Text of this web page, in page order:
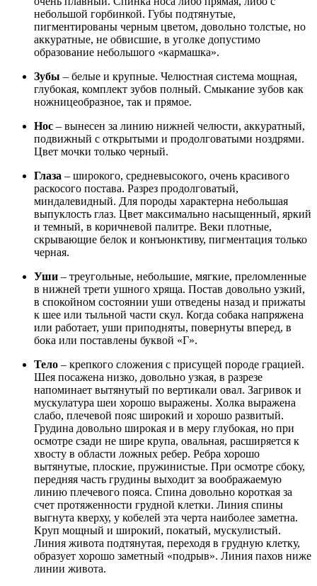
небольшой горбинкой. Губы подтянутые,
пигментированы черным цветом, довольно толстые, но
аккуратные, не обвисшие, в уголке допустимо
образование небольшого «кармашка».
Зубы – белые и крупные. Челюстная система мощная,
глубокая, комплект зубов полный. Смыкание зубов как
ножницеобразное, так и прямое.
Нос – вынесен за линию нижней челюсти, аккуратный,
подвижный с открытыми и продолговатыми ноздрями.
Цвет мочки только черный.
Глаза – широкого, средневысокого, очень красивого
раскосого постава. Разрез продолговатый,
миндалевидный. Для породы характерна небольшая
выпуклость глаз. Цвет максимально насыщенный, яркий
и темный, в коричневой палитре. Веки плотные,
скрывающие белок и конъюнктиву, пигментация только
черная.
Уши – треугольные, небольшие, мягкие, преломленные
в нижней трети ушного хряща. Постав довольно узкий,
в спокойном состоянии уши отведены назад и прижаты
к шее или тыльной части скул. Когда собака напряжена
или работает, уши приподняты, повернуты вперед, в
бока или поставлены буквой «Г».
Тело – крепкого сложения с присущей породе грацией.
Шея посажена низко, довольно узкая, в разрезе
напоминает вытянутый по вертикали овал. Загривок и
мускулатура шеи хорошо выражены. Холка выражена
слабо, плечевой пояс широкий и хорошо развитый.
Грудина довольно широкая и в меру глубокая, но при
осмотре сзади не шире крупа, овальная, расширяется к
хвосту в области ложных ребер. Ребра хорошо
вытянутые, плоские, пружинистые. При осмотре сбоку,
передняя часть грудины выходит за воображаемую
линию плечевого пояса. Спина довольно короткая за
счет протяженности грудной клетки. Линия спины
выгнута кверху, у кобелей эта черта наиболее заметна.
Круп мощный и широкий, покатый, мускулистый.
Линия живота подтянутая, переходя в грудную клетку,
образует хорошо заметный «подрыв». Линия пахов ниже
линии живота.